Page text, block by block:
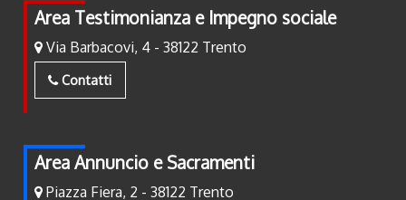
Area Testimonianza e Impegno sociale
Via Barbacovi, 4 - 38122 Trento
Contatti
Area Annuncio e Sacramenti
Piazza Fiera, 2 - 38122 Trento